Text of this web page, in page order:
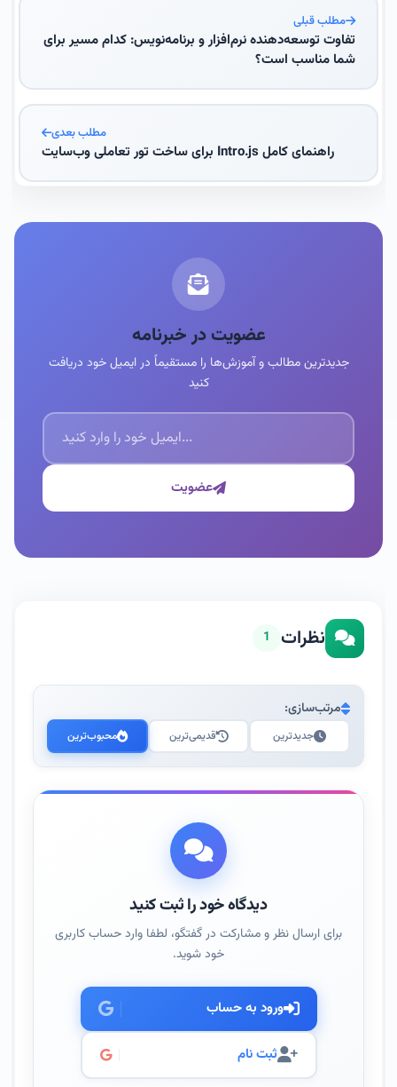
مطلب قبلی
تفاوت توسعه‌دهنده نرم‌افزار و برنامه‌نویس: کدام مسیر برای
شما مناسب است؟
مطلب بعدی
راهنمای کامل Intro.js برای ساخت تور تعاملی وب‌سایت
عضویت در خبرنامه
جدیدترین مطالب و آموزش‌ها را مستقیماً در ایمیل خود دریافت
کنید
عضویت
نظرات 1
مرتب‌سازی:
جدیدترین قدیمی‌ترین محبوب‌ترین
دیدگاه خود را ثبت کنید
برای ارسال نظر و مشارکت در گفتگو، لطفا وارد حساب کاربری
خود شوید.
ورود به حساب
ثبت نام